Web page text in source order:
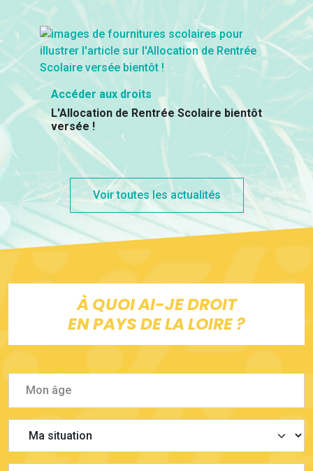
Accéder aux droits
L'Allocation de Rentrée Scolaire bientôt
versée !
Voir toutes les actualités
À QUOI AI-JE DROIT
EN PAYS DE LA LOIRE ?